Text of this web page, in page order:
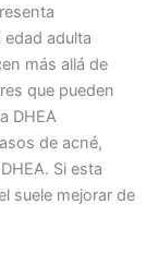
adulta
más allá de
que pueden
DHEA
de acné,
Si esta
suele mejorar de